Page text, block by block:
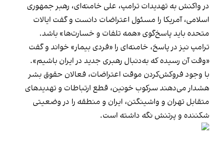
در واکنش به تهدیدات ترامپ، علی خامنه‌ای، رهبر جمهوری
اسلامی، آمریکا را مسئول اعتراضات دانست و گفت ایالات
متحده باید پاسخ‌گوی «همه تلفات و خسارت‌ها» باشد.
ترامپ نیز در پاسخ، خامنه‌ای را «فردی بیمار» خواند و گفت
«وقت آن رسیده که به‌دنبال رهبری جدید در ایران باشیم».
با وجود فروکش‌کردن موقت اعتراضات، فعالان حقوق بشر
هشدار می‌دهند سرکوب خونین، قطع ارتباطات و تهدیدهای
متقابل تهران و واشینگتن، ایران و منطقه را در وضعیتی
شکننده و پرتنش نگه داشته است.